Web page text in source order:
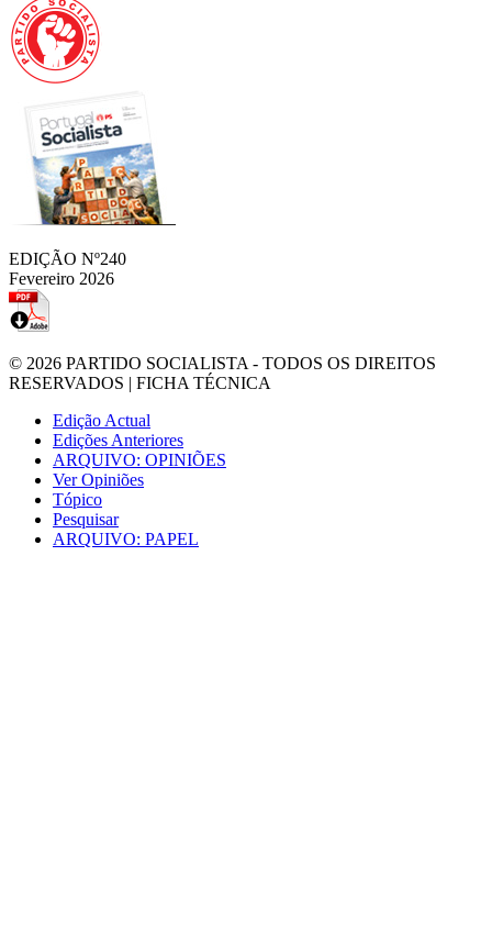
EDIÇÃO Nº240
Fevereiro 2026
© 2026 PARTIDO SOCIALISTA - TODOS OS DIREITOS
RESERVADOS | FICHA TÉCNICA
Edição Actual
Edições Anteriores
ARQUIVO: OPINIÕES
Ver Opiniões
Tópico
Pesquisar
ARQUIVO: PAPEL